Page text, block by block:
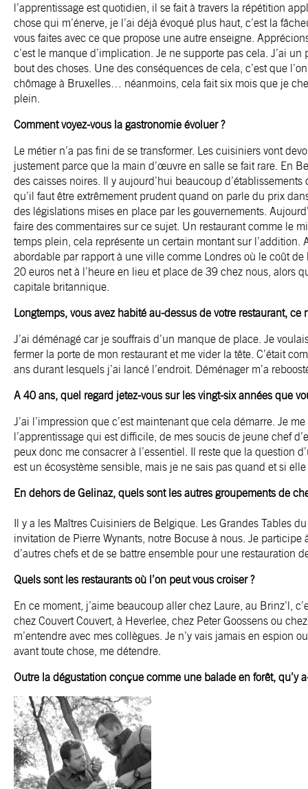
l’apprentissage est quotidien, il se fait à travers la répétition
chose qui m’énerve, je l’ai déjà évoqué plus haut, c’est la
vous faites avec ce que propose une autre enseigne.
c’est le manque d’implication. Je ne supporte pas cela. J’ai
bout des choses. Une des conséquences de cela, c’est que
chômage à Bruxelles… néanmoins, cela fait six mois que je
plein.
Comment voyez-vous la gastronomie évoluer ?
Le métier n’a pas fini de se transformer. Les cuisiniers vont
justement parce que la main d’œuvre en salle se fait rare. En
des caisses noires. Il y aujourd’hui beaucoup
qu’il faut être extrêmement prudent quand on parle du prix
des législations mises en place par les gouvernements.
faire des commentaires sur ce sujet. Un restaurant comme le
temps plein, cela représente un certain montant sur l’addition.
abordable par rapport à une ville comme Londres où le coût
20 euros net à l’heure en lieu et place de 39 chez nous, alors
capitale britannique.
Longtemps, vous avez habité au-dessus de votre restaurant, ce
J’ai déménagé car je souffrais d’un manque de place. Je
fermer la porte de mon restaurant et me vider la tête. C’était
ans durant lesquels j’ai lancé l’endroit. Déménager m’a
A 40 ans, quel regard jetez-vous sur les vingt-six années que
J’ai l’impression que c’est maintenant que cela démarre. Je
l’apprentissage qui est difficile, de mes soucis de jeune chef
peux donc me consacrer à l’essentiel. Il reste que la question
est un écosystème sensible, mais je ne sais pas quand et si
En dehors de Gelinaz, quels sont les autres groupements de
Il y a les Maîtres Cuisiniers de Belgique. Les Grandes Tables
invitation de Pierre Wynants, notre Bocuse à nous. Je
d’autres chefs et de se battre ensemble pour une restauration
Quels sont les restaurants où l’on peut vous croiser ?
En ce moment, j’aime beaucoup aller chez Laure, au Brinz’l ,
chez Couvert Couvert, à Heverlee, chez Peter Goossens ou
m’entendre avec mes collègues. Je n’y vais jamais en espion
avant toute chose, me détendre.
Outre la dégustation conçue comme une balade en forêt, qu’y